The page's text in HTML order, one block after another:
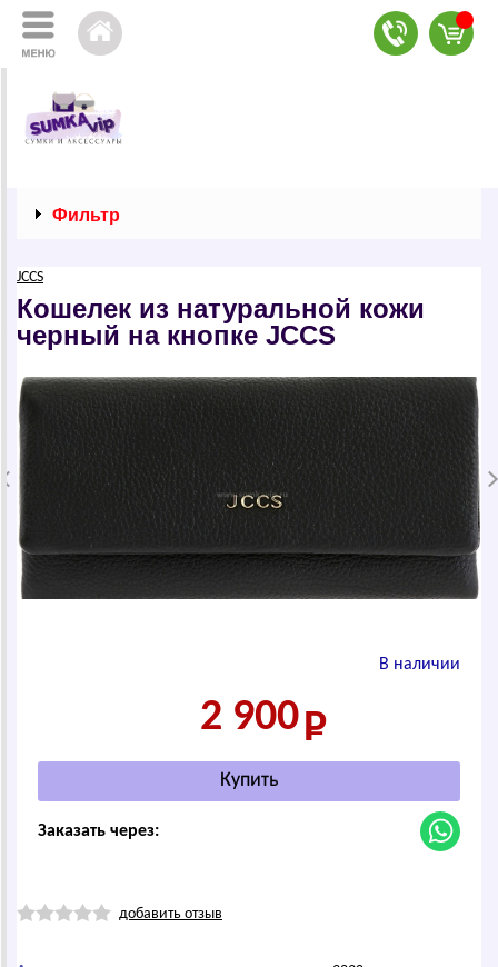
Фильтр
JCCS
Кошелек из натуральной кожи
черный на кнопке JCCS
В наличии
2 900
Заказать через:
добавить отзыв